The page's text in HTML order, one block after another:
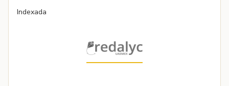
Indexada